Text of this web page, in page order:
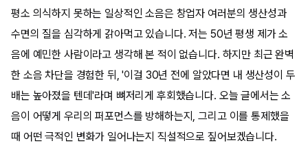
평소 의식하지 못하는 일상적인 소음은 창업자 여러분의 생산성과
수면의 질을 심각하게 갉아먹고 있습니다. 저는 50년 평생 제가 소
음에 예민한 사람이라고 생각해 본 적이 없습니다. 하지만 최근 완벽
한 소음 차단을 경험한 뒤, '이걸 30년 전에 알았다면 내 생산성이 두
배는 높아졌을 텐데'라며 뼈저리게 후회했습니다. 오늘 글에서는 소
음이 어떻게 우리의 퍼포먼스를 방해하는지, 그리고 이를 통제했을
때 어떤 극적인 변화가 일어나는지 직설적으로 짚어보겠습니다.